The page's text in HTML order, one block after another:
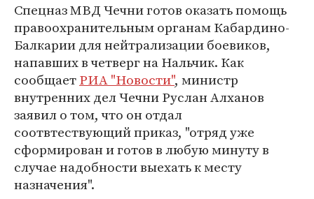
Спецназ МВД Чечни готов оказать помощь
правоохранительным органам Кабардино-
Балкарии для нейтрализации боевиков,
напавших в четверг на Нальчик. Как
сообщаетРИА "Новости", министр
внутренних дел Чечни Руслан Алханов
заявил о том, что он отдал
соотвтествующий приказ, "отряд уже
сформирован и готов в любую минуту в
случае надобности выехать к месту
назначения".